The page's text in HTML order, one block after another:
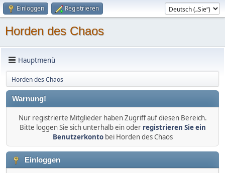
Einloggen Registrieren
Horden des Chaos
Hauptmenü
Horden des Chaos
Warnung!
Nur registrierte Mitglieder haben Zugriff auf diesen Bereich.
Bitte loggen Sie sich unterhalb ein oder registrieren Sie ein
Benutzerkontobei Horden des Chaos
Einloggen